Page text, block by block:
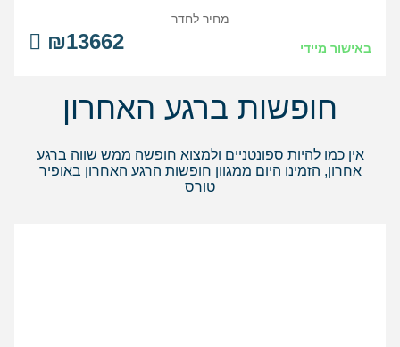
באישור מיידי ₪13662
מחיר לחדר
חופשות ברגע האחרון
אין כמו להיות ספונטניים ולמצוא חופשה ממש שווה ברגע
אחרון, הזמינו היום ממגוון חופשות הרגע האחרון באופיר
טורס